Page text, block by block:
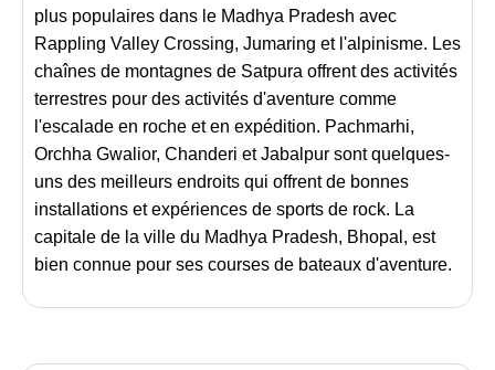
plus populaires dans le Madhya Pradesh avec
Rappling Valley Crossing, Jumaring et l'alpinisme. Les
chaînes de montagnes de Satpura offrent des activités
terrestres pour des activités d'aventure comme
l'escalade en roche et en expédition. Pachmarhi,
Orchha Gwalior, Chanderi et Jabalpur sont quelques-
uns des meilleurs endroits qui offrent de bonnes
installations et expériences de sports de rock. La
capitale de la ville du Madhya Pradesh, Bhopal, est
bien connue pour ses courses de bateaux d'aventure.